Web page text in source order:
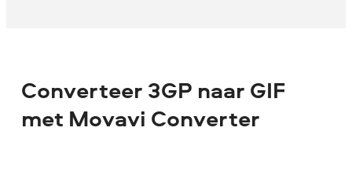
Converteer 3GP naar GIF
met Movavi Converter